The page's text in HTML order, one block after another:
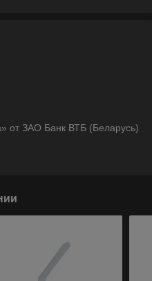
от ЗАО Банк ВТБ (Беларусь)